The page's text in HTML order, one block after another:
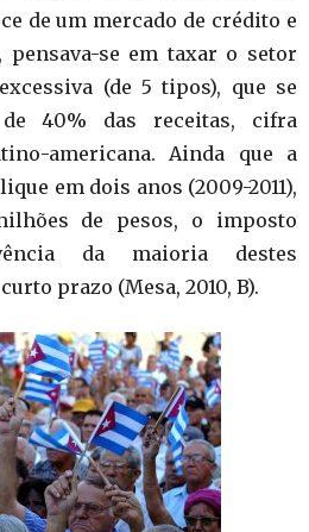
de um mercado de crédito e
pensava-se em taxar o setor
(de 5 tipos), que se
40% das receitas, cifra
americana. Ainda que a
em dois anos (2009-2011),
de pesos, o imposto
da maioria destes
prazo (Mesa, 2010, B).